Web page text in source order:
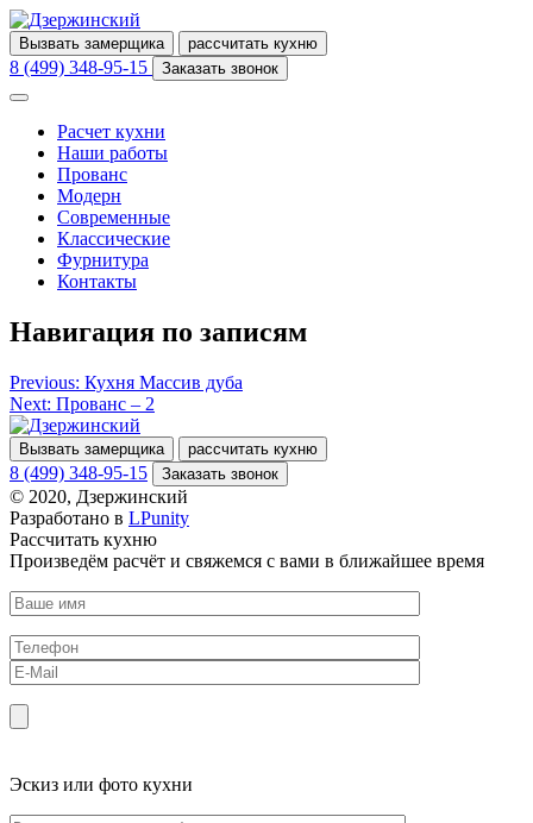
Вызвать замерщика рассчитать кухню
8 (499) 348-95-15 Заказать звонок
Расчет кухни
Наши работы
Прованс
Модерн
Современные
Классические
Фурнитура
Контакты
Навигация по записям
Previous: Кухня Массив дуба
Next: Прованс – 2
Вызвать замерщика рассчитать кухню
8 (499) 348-95-15 Заказать звонок
© 2020, Дзержинский
Разработано в LPunity
Рассчитать кухню
Произведём расчёт и свяжемся с вами в ближайшее время
Эскиз или фото кухни